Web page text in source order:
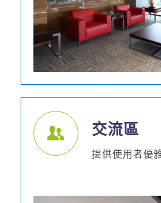
交流區
提供使用者優